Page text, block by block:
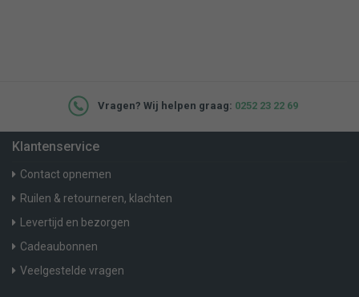
Vragen? Wij helpen graag: 0252 23 22 69
Klantenservice
Contact opnemen
Ruilen & retourneren, klachten
Levertijd en bezorgen
Cadeaubonnen
Veelgestelde vragen